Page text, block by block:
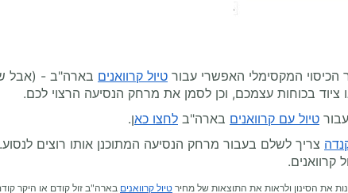
הכיסוי המקסימלי האפשרי עבור טיול קרוואנים בארה"ב - (אבל
בכוחות עצמכם, וכן לסמן את מרחק הנסיעה הרצוי לכם.
טיול עם קרוואנים בארה"ב לחצו כאן.
צריך לשלם בעבור מרחק הנסיעה המתוכנן אותו רוצים
קרוואנים.
את הסינון ולראות את התוצאות של מחיר טיול קרוואנים בארה"ב זול קודם או היקר